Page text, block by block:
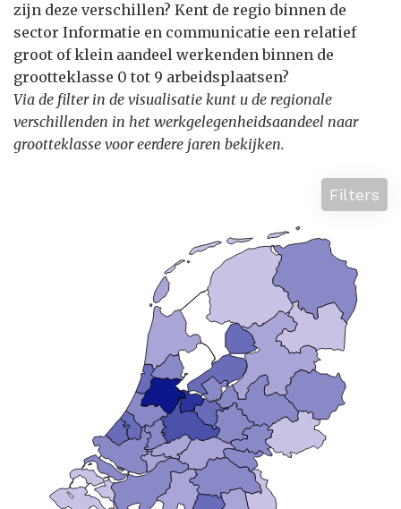
zijn deze verschillen? Kent de regio binnen de
sector Informatie en communicatie een relatief
groot of klein aandeel werkenden binnen de
grootteklasse 0 tot 9 arbeidsplaatsen?
Via de filter in de visualisatie kunt u de regionale
verschillenden in het werkgelegenheidsaandeel naar
grootteklasse voor eerdere jaren bekijken.
Filters